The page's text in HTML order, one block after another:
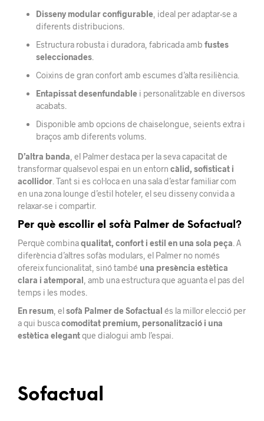
Disseny modular configurable, ideal per adaptar-se a
diferents distribucions.
Estructura robusta i duradora, fabricada amb fustes
seleccionades.
Coixins de gran confort amb escumes d’alta resiliència.
Entapissat desenfundablei personalitzable en diversos
acabats.
Disponible amb opcions de chaiselongue, seients extra i
braços amb diferents volums.
D’altra banda , el Palmer destaca per la seva capacitat de
transformar qualsevol espai en un entorn càlid, sofisticat i
acollidor . Tant si es col·loca en una sala d’estar familiar com
en una zona lounge d’estil hoteler, el seu disseny convida a
relaxar-se i compartir.
Per què escollir el sofà Palmer de Sofactual?
Perquè combinaqualitat, confort i estil en una sola peça . A
diferència d’altres sofàs modulars, el Palmer no només
ofereix funcionalitat, sinó també una presència estètica
clara i atemporal , amb una estructura que aguanta el pas del
temps i les modes.
En resum , elsofà Palmer de Sofactual és la millor elecció per
a qui buscacomoditat premium, personalització i una
estètica elegantque dialogui amb l’espai.
Sofactual